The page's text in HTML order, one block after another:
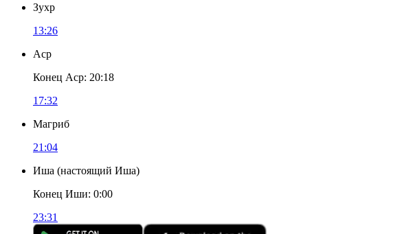
Зухр
13:26
Аср
Конец Аср: 20:18
17:32
Магриб
21:04
Иша (настоящий Иша)
Конец Иши: 0:00
23:31